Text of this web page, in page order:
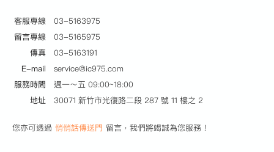
客服專線
03-5163975
留言專線
03-5165975
傳真
03-5163191
E-mail
service@ic975.com
服務時間
週一～五 09:00~18:00
地址
30071 新竹市光復路二段 287 號 11 樓之 2
您亦可透過 悄悄話傳送門 留言，我們將竭誠為您服務！